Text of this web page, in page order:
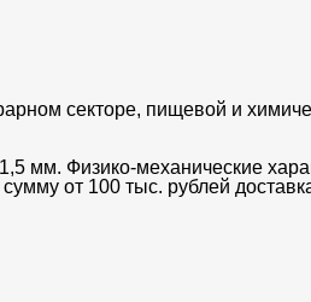
секторе, пищевой и
мм. Физико-механические
от 100 тыс. рублей